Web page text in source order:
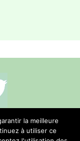
cookies-
la meilleure
à utiliser ce